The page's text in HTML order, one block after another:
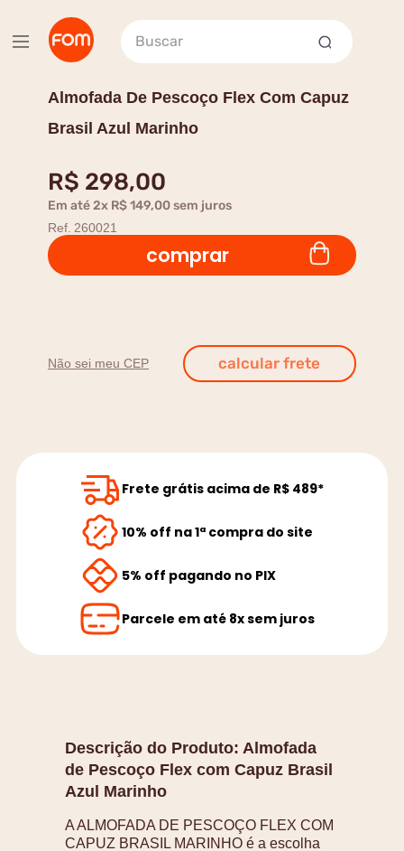
Buscar
Almofada De Pescoço Flex Com Capuz
Brasil Azul Marinho
R$ 298,00
Em até2x R$149,00sem juros
Ref. 260021
comprar
Não sei meu CEP
Frete grátis acima de R$ 489*
10% off na 1ª compra do site
5% off pagando no PIX
Parcele em até 8x sem juros
Descrição do Produto: Almofada
de Pescoço Flex com Capuz Brasil
Azul Marinho
A ALMOFADA DE PESCOÇO FLEX COM
CAPUZ BRASIL MARINHO é a escolha